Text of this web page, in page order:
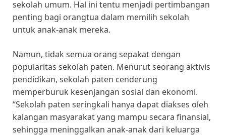
sekolah umum. Hal ini tentu menjadi pertimbangan
penting bagi orangtua dalam memilih sekolah
untuk anak-anak mereka.
Namun, tidak semua orang sepakat dengan
popularitas sekolah paten. Menurut seorang aktivis
pendidikan, sekolah paten cenderung
memperburuk kesenjangan sosial dan ekonomi.
“Sekolah paten seringkali hanya dapat diakses oleh
kalangan masyarakat yang mampu secara finansial,
sehingga meninggalkan anak-anak dari keluarga